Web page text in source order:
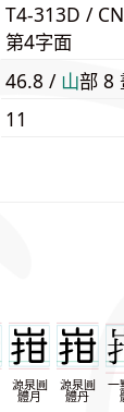
T4-313D /
第4字面
46.8 / ⼭部 8
11
源泉圓
體月
源泉圓
體丹
一